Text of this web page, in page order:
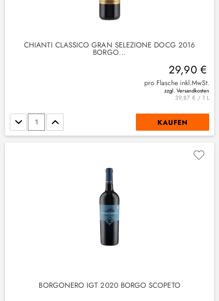
CHIANTI CLASSICO GRAN SELEZIONE DOCG 2016
BORGO...
29,90 €
pro Flasche inkl.MwSt.
zzgl. Versandkosten
39,87 € / 1 L
Stückzahl KAUFEN
BORGONERO IGT 2020 BORGO SCOPETO